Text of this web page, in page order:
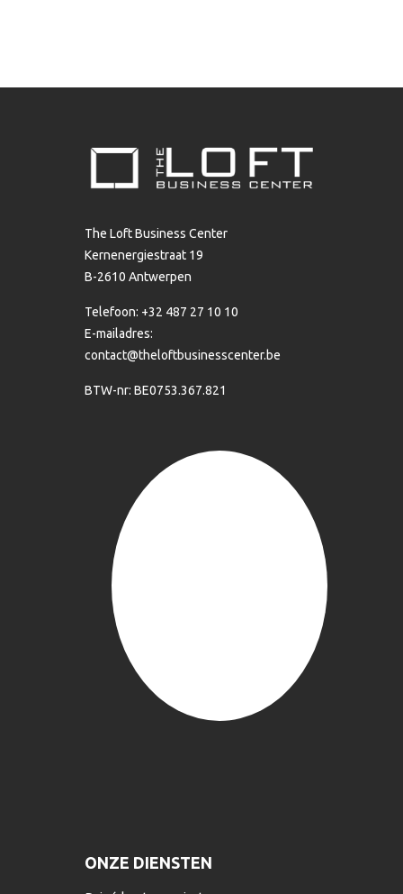
The Loft Business Center
Kernenergiestraat 19
B-2610 Antwerpen
Telefoon: +32 487 27 10 10
E-mailadres:
contact@theloftbusinesscenter.be
BTW-nr: BE0753.367.821
ONZE DIENSTEN